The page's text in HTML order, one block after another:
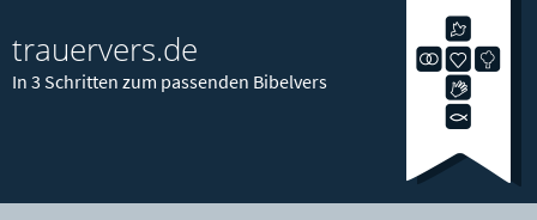
trauervers.de
In 3 Schritten zum passenden Bibelvers